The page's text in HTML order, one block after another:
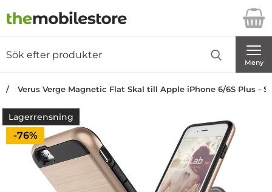
Startsidan för Danira Telecom AB
Meny
Verus Verge Magnetic Flat Skal till Apple iPhone 6/6S Plus -
Lagerrensning
Priset är nedsatt med
-76%